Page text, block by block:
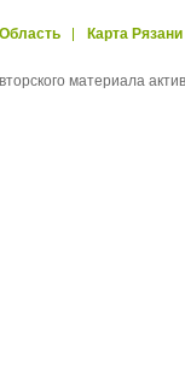
Карта Рязани
материала